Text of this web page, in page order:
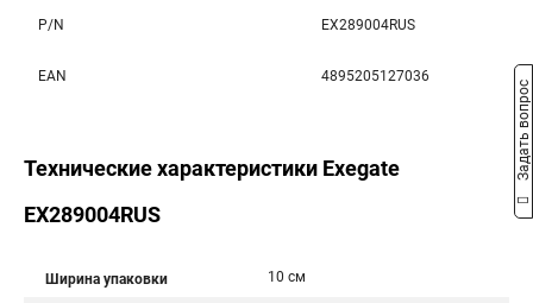
P/N EX289004RUS
EAN 4895205127036
Технические характеристики Exegate
EX289004RUS
Ширина упаковки 10 см
Задать вопрос